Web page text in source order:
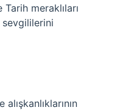
meraklıları
sevgililerini